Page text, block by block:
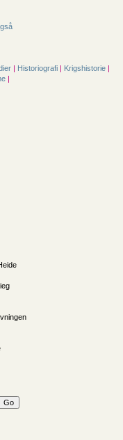
| Historiografi | Krigshistorie |
|